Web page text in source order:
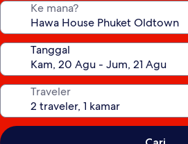
Ke mana?
Tanggal
Traveler